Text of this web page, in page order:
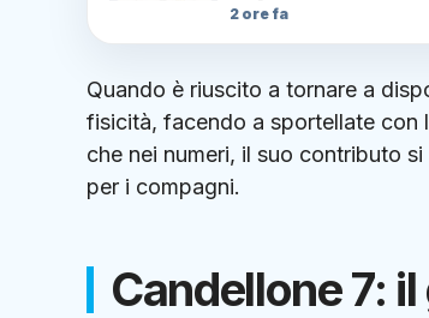
2 ore fa
Quando è riuscito a tornare a
fisicità, facendo a sportellate con
che nei numeri, il suo contributo
per i compagni.
Candellone 7: